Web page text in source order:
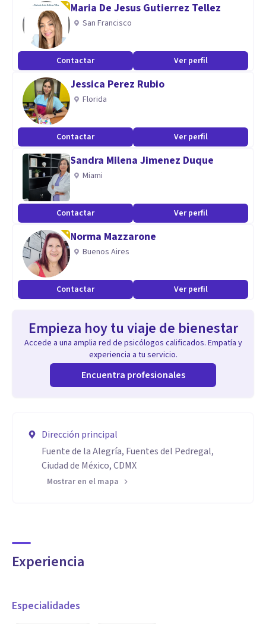
Maria De Jesus Gutierrez Tellez
San Francisco
Contactar Ver perfil
Jessica Perez Rubio
Florida
Contactar Ver perfil
Sandra Milena Jimenez Duque
Miami
Contactar Ver perfil
Norma Mazzarone
Buenos Aires
Contactar Ver perfil
Empieza hoy tu viaje de bienestar
Accede a una amplia red de psicólogos calificados. Empatía y
experiencia a tu servicio.
Encuentra profesionales
Dirección principal
Fuente de la Alegría, Fuentes del Pedregal,
Ciudad de México, CDMX
Mostrar en el mapa
Experiencia
Especialidades